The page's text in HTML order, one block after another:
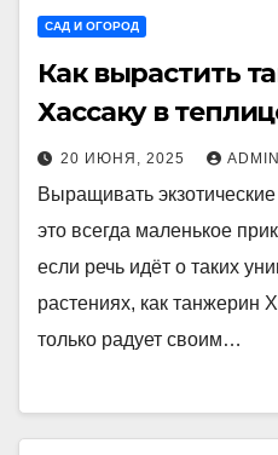
САД И ОГОРОД
Как вырастить
Хассаку в
20 ИЮНЯ, 2025 ADMIN
Выращивать
это всегда маленькое
если речь идёт о таких
растениях, как танжерин
только радует своим…